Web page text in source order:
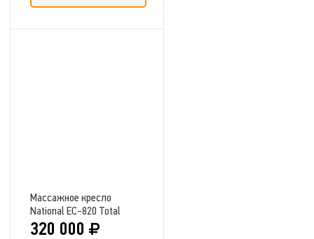
Массажное кресло
National EC-820 Total
320 000